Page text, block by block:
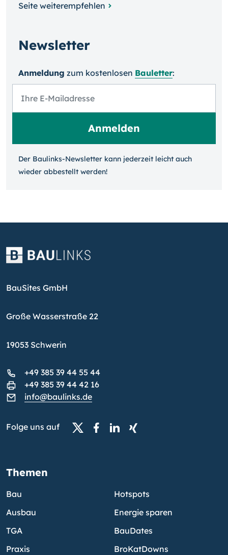
Seite weiterempfehlen
Newsletter
Anmeldung zum kosten­losen Bauletter:
Der Baulinks-Newsletter kann jeder­zeit leicht auch
wieder ab­bestellt werden!
BauSites GmbH
Große Wasserstraße 22
19053 Schwerin
+49 385 39 44 55 44
+49 385 39 44 42 16
info@baulinks.de
Folge uns auf
Themen
Bau
Ausbau
TGA
Praxis
Hotspots
Energie sparen
BauDates
BroKatDowns